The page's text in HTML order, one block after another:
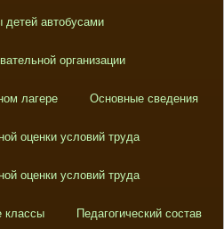
детей автобусами
организации
лагере Основные сведения
оценки условий труда
оценки условий труда
классы Педагогический состав